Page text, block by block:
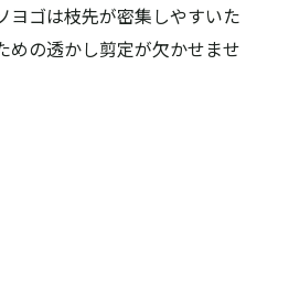
ヨゴは枝先が密集しやすいた
めの透かし剪定が欠かせませ